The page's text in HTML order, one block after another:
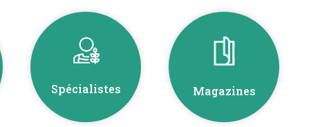
Spécialistes Magazines